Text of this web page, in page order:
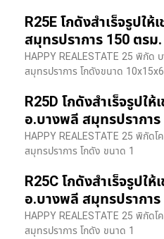
R25E โกดังสำเร็จรูปใ
สมุทรปราการ 150 ตรม.
HAPPY REALESTATE 25 พิกัด
สมุทรปราการ โกดังขนาด
R25D โกดังสำเร็จรูปใ
อ.บางพลี สมุทรปรากา
HAPPY REALESTATE 25 พิกัด
สมุทรปราการ โกดัง ขนาด 1
R25C โกดังสำเร็จรูปใ
อ.บางพลี สมุทรปรากา
HAPPY REALESTATE 25 พิกัด
สมุทรปราการ โกดัง ขนาด 1